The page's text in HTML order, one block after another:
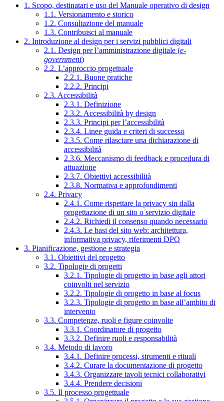
1. Scopo, destinatari e uso del Manuale operativo di design
1.1. Versionamento e storico
1.2. Consultazione del manuale
1.3. Contribuisci al manuale
2. Introduzione al design per i servizi pubblici digitali
2.1. Design per l’amministrazione digitale (e-
government)
2.2. L’approccio progettuale
2.2.1. Buone pratiche
2.2.2. Principi
2.3. Accessibilità
2.3.1. Definizione
2.3.2. Accessibilità by design
2.3.3. Principi per l’accessibilità
2.3.4. Linee guida e criteri di successo
2.3.5. Come rilasciare una dichiarazione di
accessibilità
2.3.6. Meccanismo di feedback e procedura di
attuazione
2.3.7. Obiettivi accessibilità
2.3.8. Normativa e approfondimenti
2.4. Privacy
2.4.1. Come rispettare la privacy sin dalla
progettazione di un sito o servizio digitale
2.4.2. Richiedi il consenso quando necessario
2.4.3. Le basi del sito web: architettura,
informativa privacy, riferimenti DPO
3. Pianificazione, gestione e strategia
3.1. Obiettivi del progetto
3.2. Tipologie di progetti
3.2.1. Tipologie di progetto in base agli attori
coinvolti nel servizio
3.2.2. Tipologie di progetto in base al focus
3.2.3. Tipologie di progetto in base all’ambito di
intervento
3.3. Competenze, ruoli e figure coinvolte
3.3.1. Coordinatore di progetto
3.3.2. Definire ruoli e responsabilità
3.4. Metodo di lavoro
3.4.1. Definire processi, strumenti e rituali
3.4.2. Curare la documentazione di progetto
3.4.3. Organizzare tavoli tecnici collaborativi
3.4.4. Prendere decisioni
3.5. Il processo progettuale